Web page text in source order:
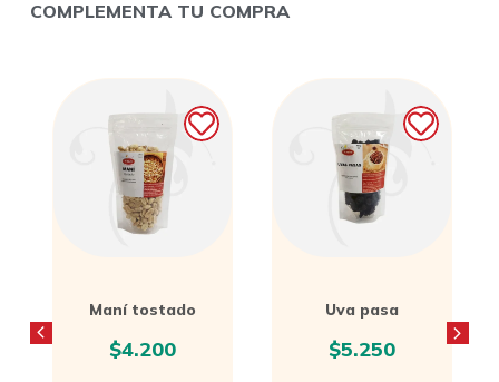
COMPLEMENTA TU COMPRA
Uva pasa
$5.250
Platanitos
$4.000